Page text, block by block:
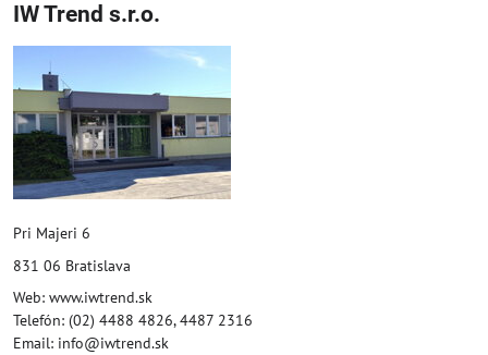
IW Trend s.r.o.
Pri Majeri 6
831 06 Bratislava
Web: www.iwtrend.sk
Telefón: (02) 4488 4826, 4487 2316
Email: info@iwtrend.sk